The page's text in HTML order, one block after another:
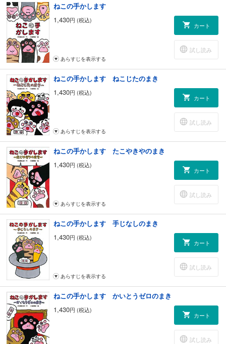
ねこの手かします
1,430円 (税込)
カート
試し読み
あらすじを表示する
ねこの手かします ねこじたのまき
1,430円 (税込)
カート
試し読み
あらすじを表示する
ねこの手かします たこやきやのまき
1,430円 (税込)
カート
試し読み
あらすじを表示する
ねこの手かします 手じなしのまき
1,430円 (税込)
カート
試し読み
あらすじを表示する
ねこの手かします かいとうゼロのまき
1,430円 (税込)
カート
試し読み